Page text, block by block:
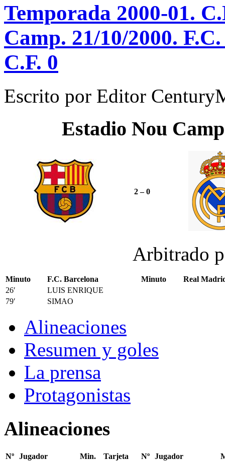
Temporada 2000-01.
Camp. 21/10/2000.
C.F. 0
Escrito por Editor
Estadio Nou Camp
2 – 0
Arbitrado
Minuto F.C. Barcelona Minuto
Real
26′
LUIS ENRIQUE
79′
SIMAO
Alineaciones
Resumen y goles
La prensa
Protagonistas
Alineaciones
Nº Jugador Min. Tarjeta Nº Jugador